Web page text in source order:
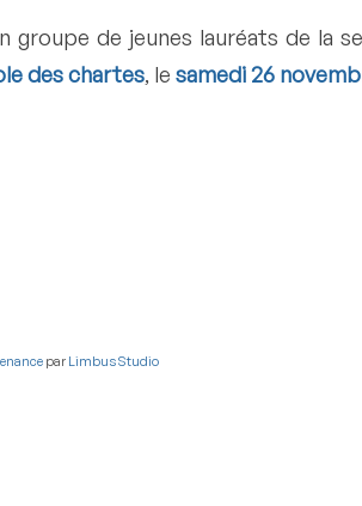
groupe de jeunes lauréats de la
des chartes, le samedi 26
par Limbus Studio